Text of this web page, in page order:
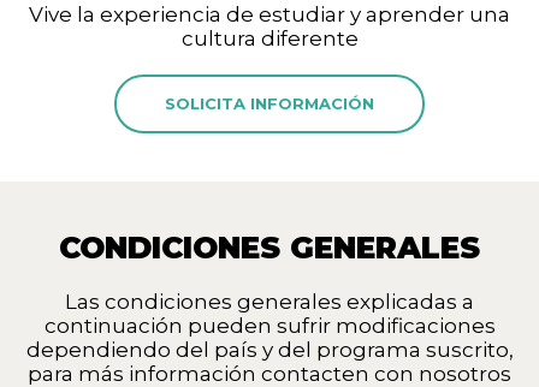
Vive la experiencia de estudiar y aprender una
cultura diferente
SOLICITA INFORMACIÓN
CONDICIONES GENERALES
Las condiciones generales explicadas a
continuación pueden sufrir modificaciones
dependiendo del país y del programa suscrito,
para más información contacten con nosotros